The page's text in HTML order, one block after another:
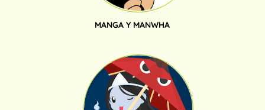
MANGA Y MANWHA